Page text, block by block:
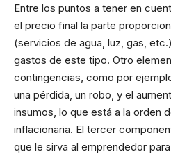
Entre los puntos a tener en
el precio final la parte
(servicios de agua, luz, gas,
gastos de este tipo. Otro
contingencias, como por
una pérdida, un robo, y el
insumos, lo que está a la orden
inflacionaria. El tercer
que le sirva al emprendedor